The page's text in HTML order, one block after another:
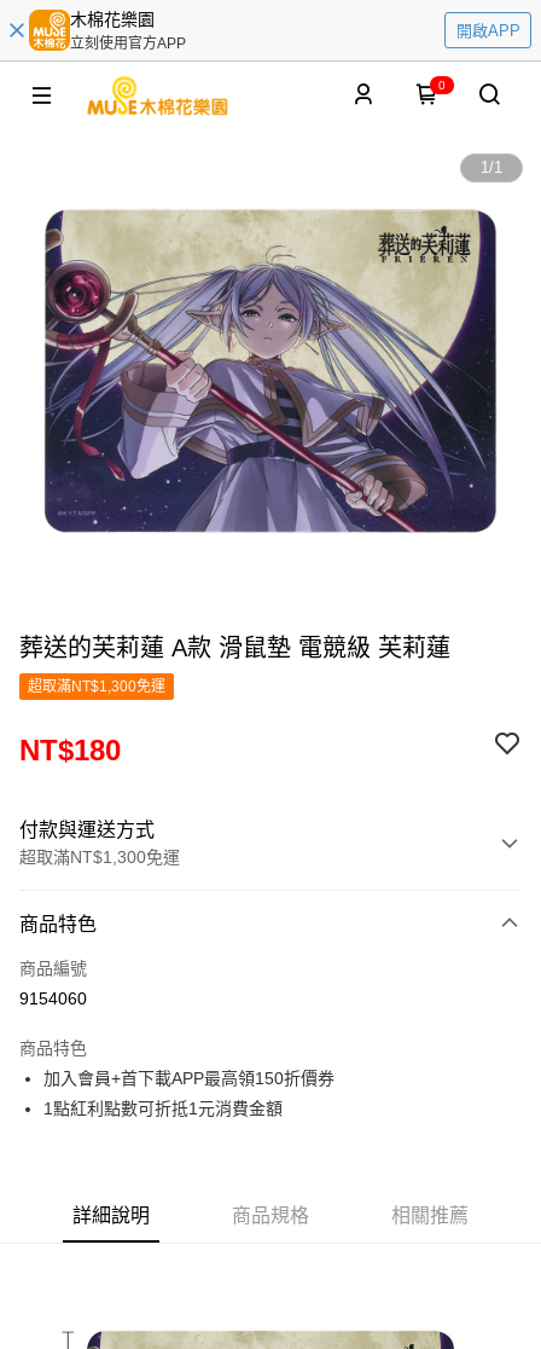
木棉花樂園
立刻使用官方APP
開啟APP
0
1/1
葬送的芙莉蓮 A款 滑鼠墊 電競級 芙莉蓮
超取滿NT$1,300免運
NT$180
付款與運送方式
超取滿NT$1,300免運
信用卡一次付款
超商取貨付款
Apple Pay
悠遊付
ATM付款
每筆NT$65，滿NT$1,300(含以上)免運費
商品特色
商品編號
9154060
商品特色
加入會員+首下載APP最高領150折價券
1點紅利點數可折抵1元消費金額
詳細說明 商品規格 相關推薦